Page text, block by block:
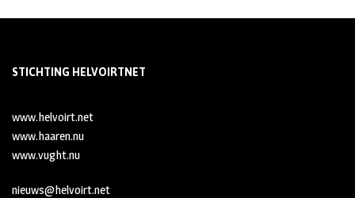
STICHTING HELVOIRTNET
www.helvoirt.net
www.haaren.nu
www.vught.nu
nieuws@helvoirt.net